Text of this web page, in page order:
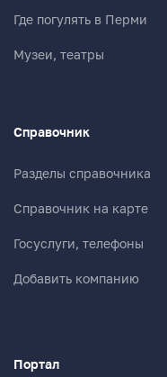
Получать
Где погулять в Перми
Музеи, театры
Справочник
Разделы справочника
Справочник на карте
Госуслуги, телефоны
Добавить компанию
Портал